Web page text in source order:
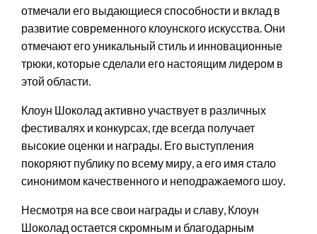
отмечали его выдающиеся способности и вклад в
развитие современного клоунского искусства. Они
отмечают его уникальный стиль и инновационные
трюки, которые сделали его настоящим лидером в
этой области.
Клоун Шоколад активно участвует в различных
фестивалях и конкурсах, где всегда получает
высокие оценки и награды. Его выступления
покоряют публику по всему миру, а его имя стало
синонимом качественного и неподражаемого шоу.
Несмотря на все свои награды и славу, Клоун
Шоколад остается скромным и благодарным